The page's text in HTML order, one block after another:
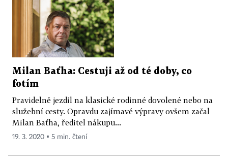
Milan Baťha: Cestuji až od té doby, co
fotím
Pravidelně jezdil na klasické rodinné dovolené nebo na
služební cesty. Opravdu zajímavé výpravy ovšem začal
Milan Baťha, ředitel nákupu...
19. 3. 2020 ▪ 5 min. čtení